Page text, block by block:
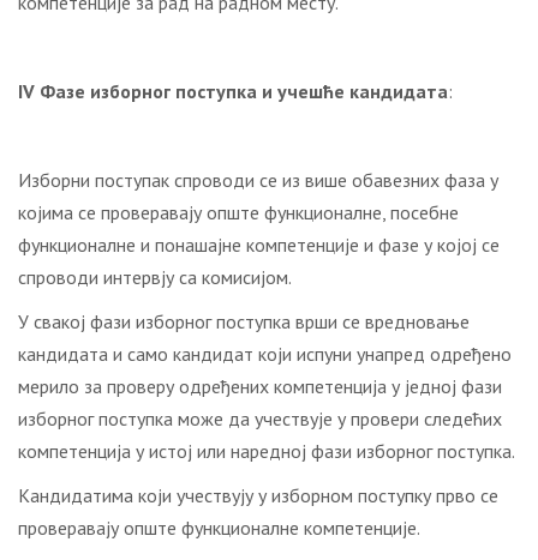
IV Фазе изборног поступка и учешће кандидата:
Изборни поступак спроводи се из више обавезних фаза у
којима се проверавају опште функционалне, посебне
функционалне и понашајне компетенције и фазе у којој се
спроводи интервју са комисијом.
У свакој фази изборног поступка врши се вредновање
кандидата и само кандидат који испуни унапред одређено
мерило за проверу одређених компетенција у једној фази
изборног поступка може да учествује у провери следећих
компетенција у истој или наредној фази изборног поступка.
Кандидатима који учествују у изборном поступку прво се
проверавају опште функционалне компетенције.